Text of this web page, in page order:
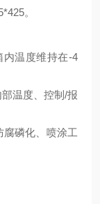
。
内温度维持在-4
温度、控制/报
磷化、喷涂工